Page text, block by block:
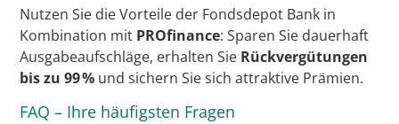
Nutzen Sie die Vorteile der Fondsdepot Bank in
Kombination mit PROfinance: Sparen Sie dauerhaft
Ausgabeaufschläge, erhalten Sie Rückvergütungen
bis zu 99 % und sichern Sie sich attraktive Prämien.
FAQ – Ihre häufigsten Fragen